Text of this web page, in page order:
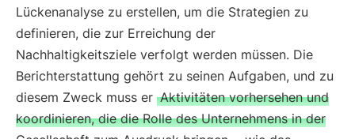
Lückenanalyse zu erstellen, um die Strategien zu
definieren, die zur Erreichung der
Nachhaltigkeitsziele verfolgt werden müssen. Die
Berichterstattung gehört zu seinen Aufgaben, und zu
diesem Zweck muss er Aktivitäten vorhersehen und
koordinieren, die die Rolle des Unternehmens in der